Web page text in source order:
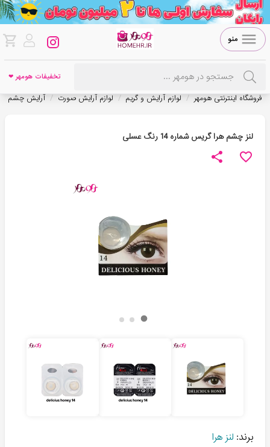
منو
تخفیفات هومهر ❤
فروشگاه اینترنتی هومهر / لوازم آرایش و گریم / لوازم آرایش صورت / آرایش چشم
لنز چشم هرا گریس شماره 14 رنگ عسلی
برند: لنز هرا